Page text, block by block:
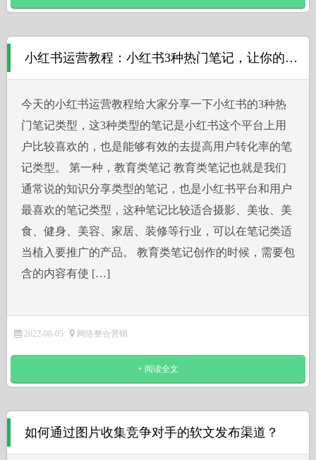
小红书运营教程：小红书3种热门笔记，让你的转化率倍增
今天的小红书运营教程给大家分享一下小红书的3种热
门笔记类型，这3种类型的笔记是小红书这个平台上用
户比较喜欢的，也是能够有效的去提高用户转化率的笔
记类型。 第一种，教育类笔记 教育类笔记也就是我们
通常说的知识分享类型的笔记，也是小红书平台和用户
最喜欢的笔记类型，这种笔记比较适合摄影、美妆、美
食、健身、美容、家居、装修等行业，可以在笔记类适
当植入要推广的产品。 教育类笔记创作的时候，需要包
含的内容有使 […]
2022-08-05 网络整合营销
+ 阅读全文
如何通过图片收集竞争对手的软文发布渠道？